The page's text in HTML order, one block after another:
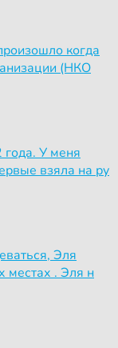
когда
(НКО
У меня
взяла на ру
Эля
местах . Эля н